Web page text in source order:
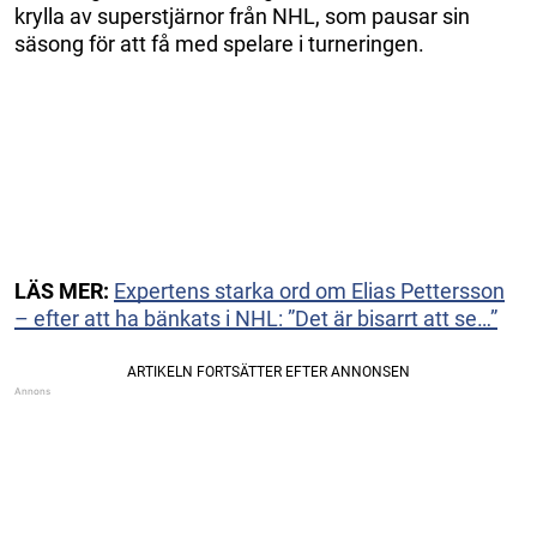
krylla av superstjärnor från NHL, som pausar sin
säsong för att få med spelare i turneringen.
LÄS MER: Expertens starka ord om Elias Pettersson
– efter att ha bänkats i NHL: ”Det är bisarrt att se…”